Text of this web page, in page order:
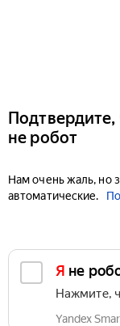
Подтвердите,
не робот
Нам очень жаль, но
автоматические.
Я не
Нажмите,
Yandex